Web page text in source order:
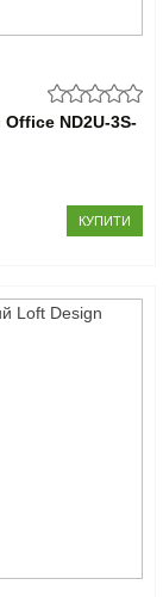
ND2U-3S-
КУПИТИ